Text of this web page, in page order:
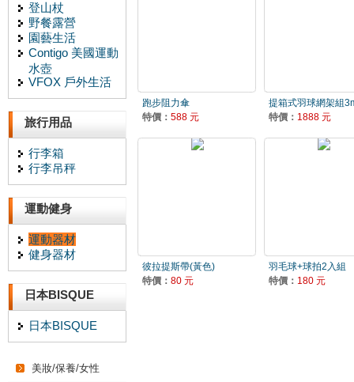
登山杖
野餐露營
園藝生活
Contigo 美國運動
水壺
VFOX 戶外生活
旅行用品
行李箱
行李吊秤
運動健身
運動器材
健身器材
日本BISQUE
日本BISQUE
美妝/保養/女性
跑步阻力傘
特價： 588 元
提箱式羽球網架組
特價： 1888 元
彼拉提斯帶(黃色)
特價： 80 元
羽毛球+球拍2入組
特價： 180 元